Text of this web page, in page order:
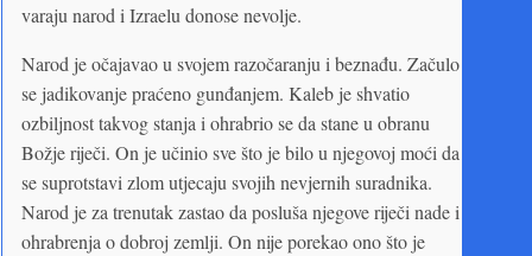
varaju narod i Izraelu donose nevolje.
Narod je očajavao u svojem razočaranju i beznađu. Začulo
se jadikovanje praćeno gunđanjem. Kaleb je shvatio
ozbiljnost takvog stanja i ohrabrio se da stane u obranu
Božje riječi. On je učinio sve što je bilo u njegovoj moći da
se suprotstavi zlom utjecaju svojih nevjernih suradnika.
Narod je za trenutak zastao da posluša njegove riječi nade i
ohrabrenja o dobroj zemlji. On nije porekao ono što je